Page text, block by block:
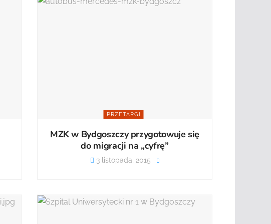
PRZETARGI
MZK w Bydgoszczy przygotowuje się
do migracji na „cyfrę”
3 listopada, 2015